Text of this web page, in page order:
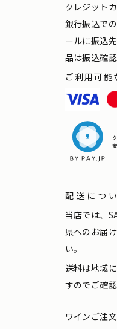
クレジット
銀行振込で
ールに振込
品は振込確
ご利用可能
配送につ
当店では、
県へのお届
い。
送料は地域
すのでご確
ワインご注